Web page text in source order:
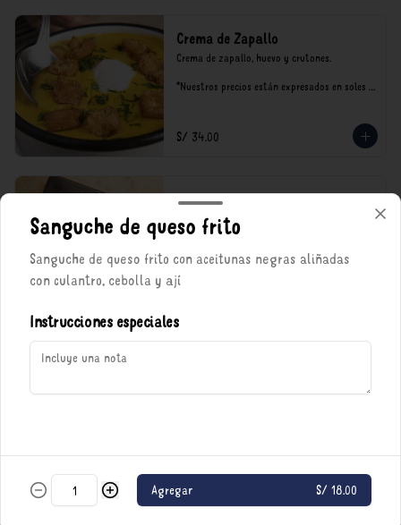
Crema de Zapallo
Crema de zapallo, huevo y crutones.
*Nuestros precios están expresados en soles e
S/ 34.00
Menestrón con Carne
Queso parmesano, carnecita y mucho caldo.
incluyen impuestos de ley y recargo al
consumo.
Porciones
Arroz amarillo
Política de Cookies
Haga clic en Aceptar para permitir que Justo use cookies a fin
eficiencia en otras apps y sitios web, incluidas las redes
Configuración de cookies Aceptar
Sanguche de queso frito
Sanguche de queso frito con aceitunas negras aliñadas
con culantro, cebolla y ají
Instrucciones especiales
Agregar S/ 18.00